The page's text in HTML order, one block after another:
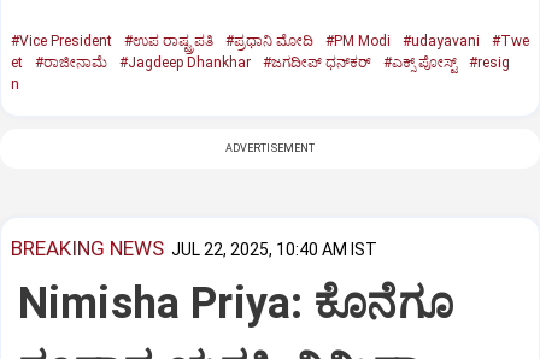
#Vice President #ಉಪ ರಾಷ್ಟ್ರಪತಿ #ಪ್ರಧಾನಿ ಮೋದಿ #PM Modi #udayavani
#Twe
et
#ರಾಜೀನಾಮೆ #Jagdeep Dhankhar #ಜಗದೀಪ್‌ ಧನ್‌ಕರ್‌ #ಎಕ್ಸ್‌ ಪೋಸ್ಟ್
#resig
n
ADVERTISEMENT
BREAKING NEWS JUL 22, 2025, 10:40 AM IST
Nimisha Priya: ಕೊನೆಗೂ